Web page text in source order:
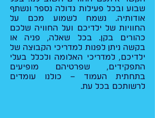
שבוע ובכל פעילות גדולה נספר ונשתף
אודותיה. נשמח לשמוע מכם על
החוויות של ילדיכם ועל החוויה שלכם
כהורים בקן. בכל שאלה, פניה או
בקשה ניתן לפנות למדריכי הקבוצה של
ילדיכם, למדריכי האלומה ולכלל בעלי
התפקידים, שפרטיהם מופיעים
בתחתית העמוד – כולנו עומדים
לרשותכם בכל עת.